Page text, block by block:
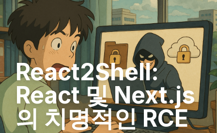
React2Shell:
React 및 Next.js
의 치명적인 RCE